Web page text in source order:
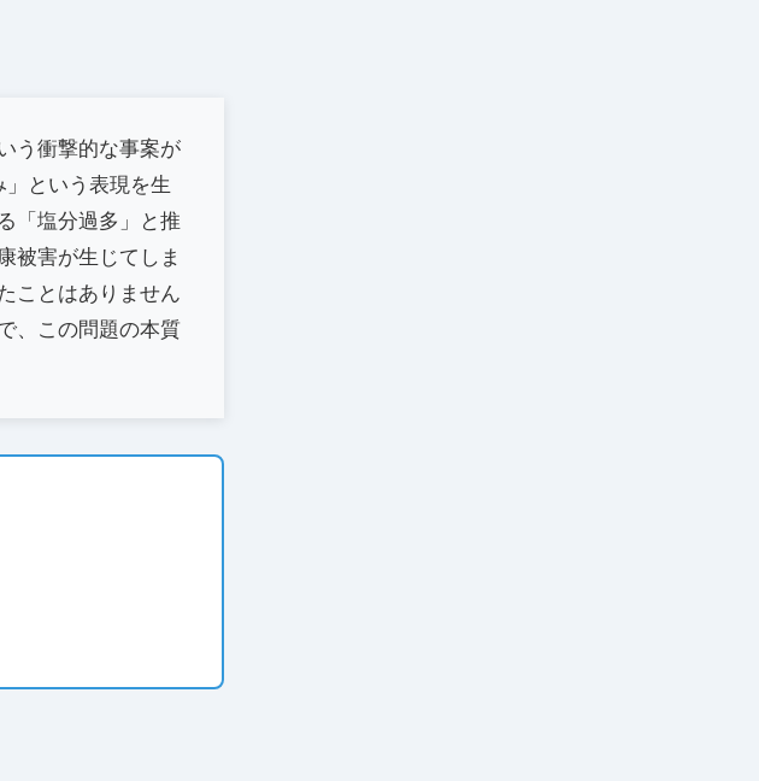
う衝撃的な事案が
という表現を生
「塩分過多」と推
被害が生じてしま
ことはありません
、この問題の本質